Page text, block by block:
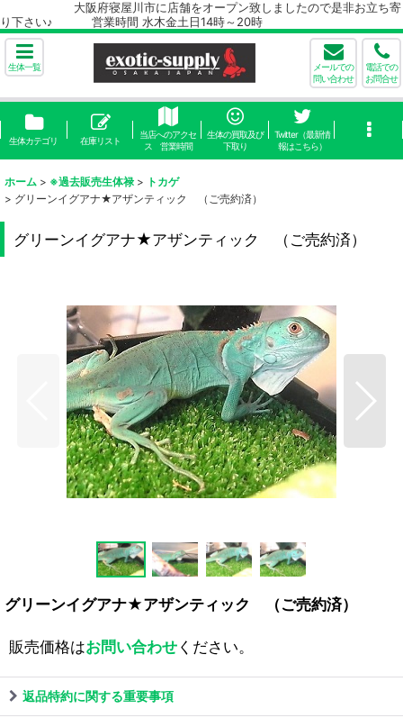
大阪府寝屋川市に店舗をオープン致しましたので是非お立ち寄
り下さい♪ 営業時間 水木金土日14時～20時
生体一覧
メールでの
問い合わせ
電話での
お問合せ
生体カテゴリ 在庫リスト
当店へのアクセ
ス 営業時間
生体の買取及び
下取り
Twitter（最新情
報はこちら）
ホーム > ※過去販売生体禄 > トカゲ
> グリーンイグアナ★アザンティック （ご売約済）
グリーンイグアナ★アザンティック （ご売約済）
グリーンイグアナ★アザンティック （ご売約済）
販売価格はお問い合わせください。
返品特約に関する重要事項